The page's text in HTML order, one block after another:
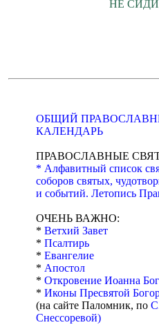
НЕ
ОБЩИЙ
КАЛЕНДАРЬ
ПРАВОСЛАВНЫЕ
* Алфавитный список
соборов святых,
и событий. Летопись
ОЧЕНЬ ВАЖНО:
* Ветхий Завет
* Псалтирь
* Евангелие
* Апостол
* Откровение Иоанна
* Иконы Пресвятой
(на сайте Паломник, по
Снессоревой)